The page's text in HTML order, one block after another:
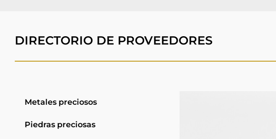
DIRECTORIO DE PROVEEDORES
Metales preciosos
Piedras preciosas